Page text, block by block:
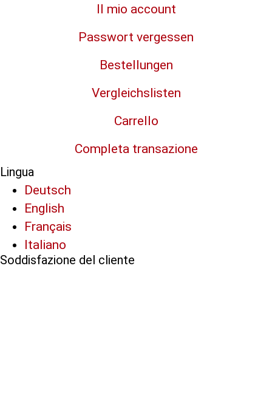
Il mio account
Passwort vergessen
Bestellungen
Vergleichslisten
Carrello
Completa transazione
Lingua
Deutsch
English
Français
Italiano
Soddisfazione del cliente